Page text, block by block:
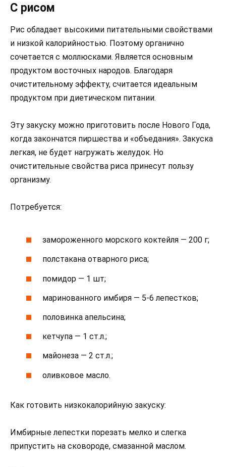
С рисом
Рис обладает высокими питательными свойствами
и низкой калорийностью. Поэтому органично
сочетается с моллюсками. Является основным
продуктом восточных народов. Благодаря
очистительному эффекту, считается идеальным
продуктом при диетическом питании.
Эту закуску можно приготовить после Нового Года,
когда закончатся пиршества и «объедания». Закуска
легкая, не будет нагружать желудок. Но
очистительные свойства риса принесут пользу
организму.
Потребуется:
замороженного морского коктейля — 200 г;
полстакана отварного риса;
помидор — 1 шт;
маринованного имбиря — 5-6 лепестков;
половинка апельсина;
кетчупа — 1 ст.л.;
майонеза — 2 ст.л.;
оливковое масло.
Как готовить низкокалорийную закуску:
Имбирные лепестки порезать мелко и слегка
припустить на сковороде, смазанной маслом.